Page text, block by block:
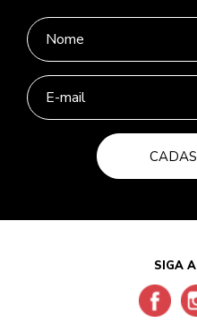
SIGA